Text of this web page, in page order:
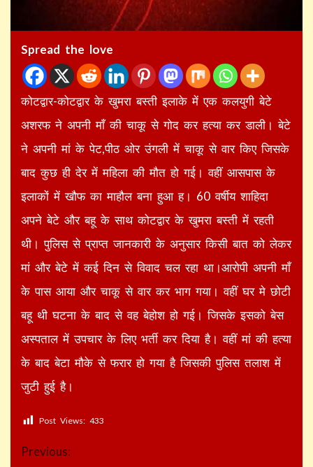
Spread the love
कोटद्वार-कोटद्वार के खुमरा बस्ती इलाके में एक कलयुगी बेटे
अशरफ ने अपनी माँ की चाकू से गोद कर हत्या कर डाली। बेटे
ने अपनी मां के पेट,पीठ ओर उंगली में चाकू से वार किए जिसके
बाद कुछ ही देर में महिला की मौत हो गई। वहीं आसपास के
इलाकों में खौफ का माहौल बना हुआ ह। 60 वर्षीय शाहिदा
अपने बेटे और बहू के साथ कोटद्वार के खुमरा बस्ती में रहती
थी। पुलिस से प्राप्त जानकारी के अनुसार किसी बात को लेकर
मां और बेटे में कई दिन से विवाद चल रहा था।आरोपी अपनी माँ
के पास आया और चाकू से वार कर भाग गया। वहीं घर मे छोटी
बहू थी घटना के बाद से वह बेहोश हो गई। जिसके इसको बेस
अस्पताल में उपचार के लिए भर्ती कर दिया है। वहीं मां की हत्या
के बाद बेटा मौके से फरार हो गया है जिसकी पुलिस तलाश में
जुटी हुई है।
Post Views: 433
Continue
Previous: